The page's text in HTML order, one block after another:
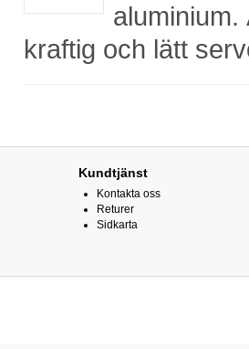
aluminium.
kraftig och lätt
Kundtjänst
Kontakta oss
Returer
Sidkarta